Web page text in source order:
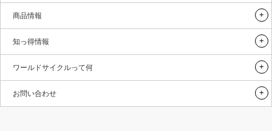
商品情報
知っ得情報
ワールドサイクルって何
お問い合わせ